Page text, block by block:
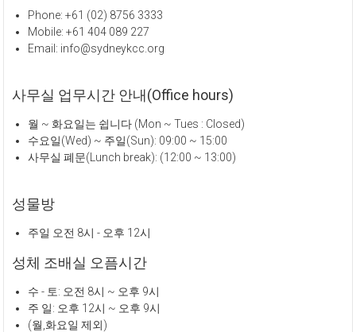
Phone: +61 (02) 8756 3333
Mobile: +61 404 089 227
Email: info@sydneykcc.org
사무실 업무시간 안내(Office hours)
월 ~ 화요일는 쉽니다 (Mon ~ Tues : Closed)
수요일(Wed) ~ 주일(Sun): 09:00 ~ 15:00
사무실 폐문(Lunch break): (12:00 ~ 13:00)
성물방
주일 오전 8시 - 오후 12시
성체 조배실 오픔시간
수 - 토: 오전 8시 ~ 오후 9시
주 일: 오후 12시 ~ 오후 9시
(월,화요일 제외)